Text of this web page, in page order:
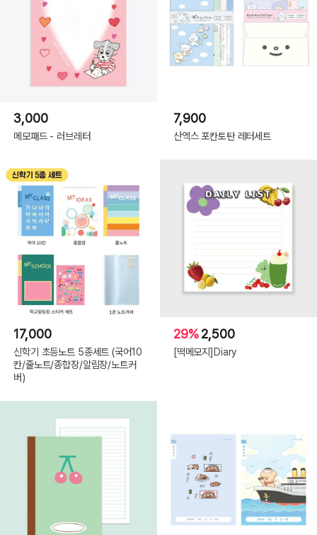
3,000
메모패드 - 러브레터
7,900
산엑스 포칸토탄 레터세트
17,000
신학기 초등노트 5종세트 (국어10
칸/줄노트/종합장/알림장/노트커
버)
29%2,500
[떡메모지]Diary